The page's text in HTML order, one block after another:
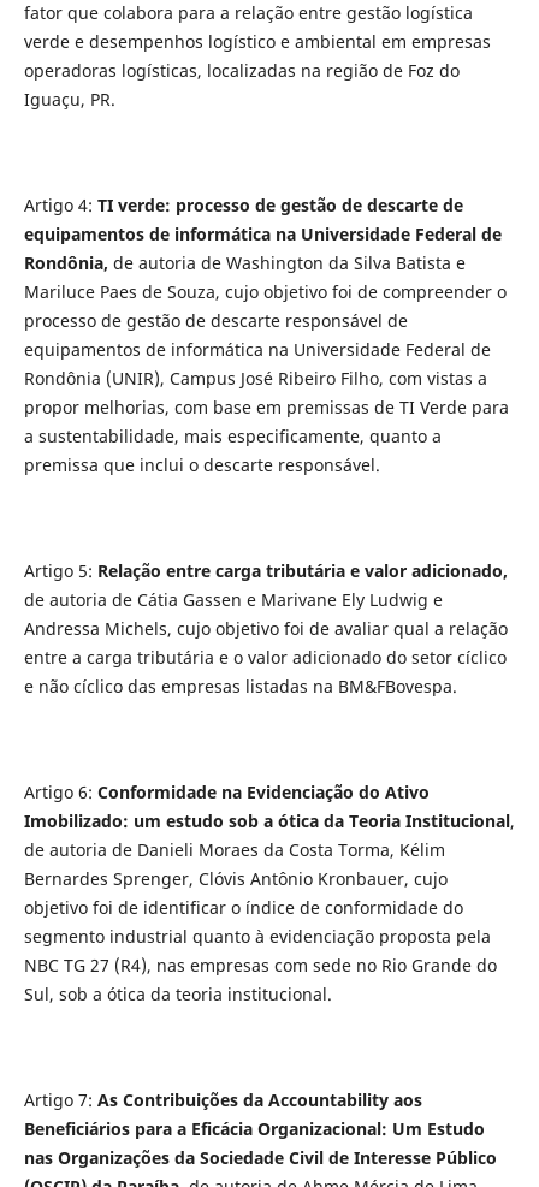
fator que colabora para a relação entre gestão logística
verde e desempenhos logístico e ambiental em empresas
operadoras logísticas, localizadas na região de Foz do
Iguaçu, PR.
Artigo 4: TI verde: processo de gestão de descarte de
equipamentos de informática na Universidade Federal de
Rondônia, de autoria de Washington da Silva Batista e
Mariluce Paes de Souza, cujo objetivo foi de compreender o
processo de gestão de descarte responsável de
equipamentos de informática na Universidade Federal de
Rondônia (UNIR), Campus José Ribeiro Filho, com vistas a
propor melhorias, com base em premissas de TI Verde para
a sustentabilidade, mais especificamente, quanto a
premissa que inclui o descarte responsável.
Artigo 5: Relação entre carga tributária e valor adicionado,
de autoria de Cátia Gassen e Marivane Ely Ludwig e
Andressa Michels, cujo objetivo foi de avaliar qual a relação
entre a carga tributária e o valor adicionado do setor cíclico
e não cíclico das empresas listadas na BM&FBovespa.
Artigo 6: Conformidade na Evidenciação do Ativo
Imobilizado: um estudo sob a ótica da Teoria Institucional,
de autoria de Danieli Moraes da Costa Torma, Kélim
Bernardes Sprenger, Clóvis Antônio Kronbauer, cujo
objetivo foi de identificar o índice de conformidade do
segmento industrial quanto à evidenciação proposta pela
NBC TG 27 (R4), nas empresas com sede no Rio Grande do
Sul, sob a ótica da teoria institucional.
Artigo 7: As Contribuições da Accountability aos
Beneficiários para a Eficácia Organizacional: Um Estudo
nas Organizações da Sociedade Civil de Interesse Público